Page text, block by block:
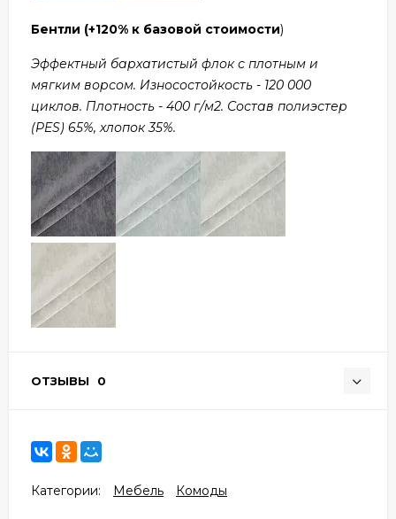
Бентли (+120% к базовой стоимости)
Эффектный бархатистый флок с плотным и
мягким ворсом. Износостойкость - 120 000
циклов. Плотность - 400 г/м2. Состав полиэстер
(PES) 65%, хлопок 35%.
ОТЗЫВЫ 0
Категории: Мебель Комоды